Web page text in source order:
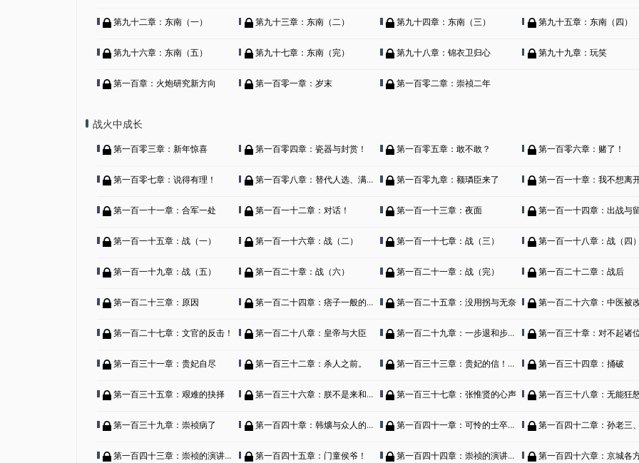
第九十二章：东南（一） 第九十三章：东南（二） 第九十四章：东南（三） 第九十五章：东南（四）
第九十六章：东南（五） 第九十七章：东南（完） 第九十八章：锦衣卫归心 第九十九章：玩笑
第一百章：火炮研究新方向 第一百零一章：岁末 第一百零二章：崇祯二年
战火中成长
第一百零三章：新年惊喜 第一百零四章：瓷器与封赏！ 第一百零五章：敢不敢？ 第一百零六章：赌了！
第一百零七章：说得有理！ 第一百零八章：替代人选、满桂的想法。 第一百零九章：额璘臣来了 第一百一十章：我不想离
第一百一十一章：合军一处 第一百一十二章：对话！ 第一百一十三章：夜面 第一百一十四章：出战与
第一百一十五章：战（一） 第一百一十六章：战（二） 第一百一十七章：战（三） 第一百一十八章：战（四）
第一百一十九章：战（五） 第一百二十章：战（六） 第一百二十一章：战（完） 第一百二十二章：战后
第一百二十三章：原因 第一百二十四章：痞子一般的孙承宗 第一百二十五章：没用拐与无奈 第一百二十六章：中医被
第一百二十七章：文官的反击！ 第一百二十八章：皇帝与大臣 第一百二十九章：一步退和步步退、有喜！ 第一百三十章：对不起诸位，朕不退
第一百三十一章：贵妃自尽 第一百三十二章：杀人之前。 第一百三十三章：贵妃的信！蒙在鼓里的田国丈！ 第一百三十四章：捅破
第一百三十五章：艰难的抉择 第一百三十六章：朕不是来和你们讲条件的！ 第一百三十七章：张惟贤的心声 第一百三十八章：无能狂
第一百三十九章：崇祯病了 第一百四十章：韩爌与众人的喝茶会。 第一百四十一章：可怜的士卒、士卒日常 第一百四十二章：孙老三、王
第一百四十三章：崇祯的演讲（上） 第一百四十五章：门童侯爷！ 第一百四十四章：崇祯的演讲（下） 第一百四十六章：京城各方反应（上